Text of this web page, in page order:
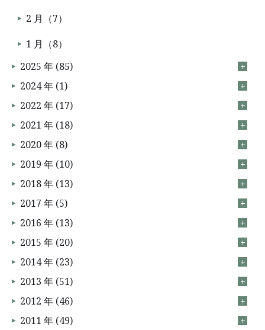
2 月（7）
1 月（8）
2025 年 (85)
2024 年 (1)
2022 年 (17)
2021 年 (18)
2020 年 (8)
2019 年 (10)
2018 年 (13)
2017 年 (5)
2016 年 (13)
2015 年 (20)
2014 年 (23)
2013 年 (51)
2012 年 (46)
2011 年 (49)